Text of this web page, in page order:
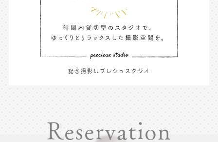
記念撮影はプレシュスタジオ
Reservation